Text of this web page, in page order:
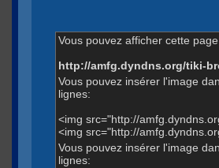
Vous pouvez afficher cette
http://amfg.dyndns.org/tiki-
Vous pouvez insérer l'image
lignes:
<img src="http://
<img src="http://
Vous pouvez insérer l'image
lignes: